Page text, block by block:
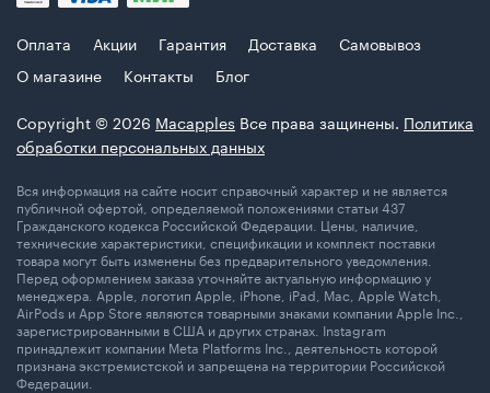
Оплата Акции Гарантия Доставка
Самовывоз
О магазине
Контакты
Блог
Copyright © 2026 Macapples Все права защинены. Политика
обработки персональных данных
Вся информация на сайте носит справочный характер и не является
публичной офертой, определяемой положениями статьи 437
Гражданского кодекса Российской Федерации. Цены, наличие,
технические характеристики, спецификации и комплект поставки
товара могут быть изменены без предварительного уведомления.
Перед оформлением заказа уточняйте актуальную информацию у
менеджера. Apple, логотип Apple, iPhone, iPad, Mac, Apple Watch,
AirPods и App Store являются товарными знаками компании Apple Inc.,
зарегистрированными в США и других странах. Instagram
принадлежит компании Meta Platforms Inc., деятельность которой
признана экстремистской и запрещена на территории Российской
Федерации.